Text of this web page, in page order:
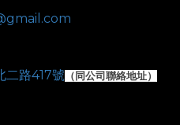
二路417號 （同公司聯絡地址）